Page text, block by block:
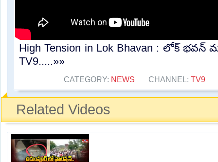
High Tension in Lok Bhavan : లోక్ భవన్
TV9.....»»
CATEGORY: NEWS CHANNEL:TV9
Related Videos